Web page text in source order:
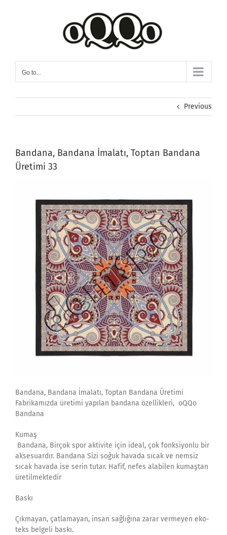
Go to...
Previous
Bandana, Bandana İmalatı, Toptan Bandana
Üretimi 33
Bandana, Bandana İmalatı, Toptan Bandana Üretimi
Fabrikamızda üretimi yapılan bandana özellikleri, oQQo
Bandana
Kumaş
Bandana, Birçok spor aktivite için ideal, çok fonksiyonlu bir
aksesuardır. Bandana Sizi soğuk havada sıcak ve nemsiz
sıcak havada ise serin tutar. Hafif, nefes alabilen kumaştan
üretilmektedir
Baskı
Çıkmayan, çatlamayan, insan sağlığına zarar vermeyen eko-
teks belgeli baskı.